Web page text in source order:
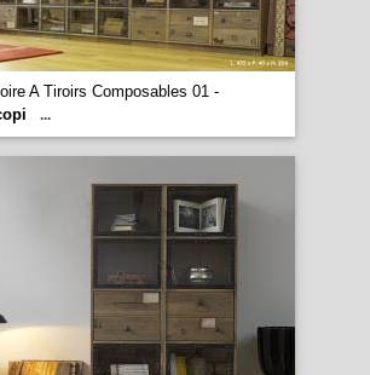
A Tiroirs Composables 01 -
...